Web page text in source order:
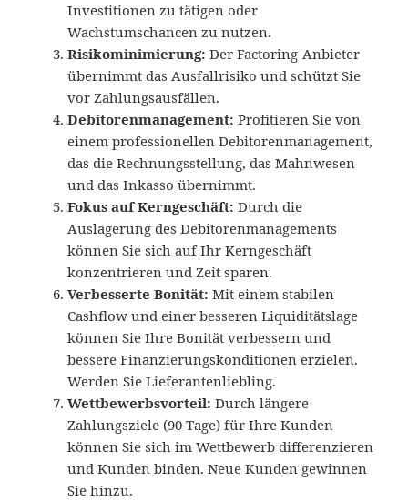
Investitionen zu tätigen oder
Wachstumschancen zu nutzen.
Risikominimierung: Der Factoring-Anbieter
übernimmt das Ausfallrisiko und schützt Sie
vor Zahlungsausfällen.
Debitorenmanagement: Profitieren Sie von
einem professionellen Debitorenmanagement,
das die Rechnungsstellung, das Mahnwesen
und das Inkasso übernimmt.
Fokus auf Kerngeschäft: Durch die
Auslagerung des Debitorenmanagements
können Sie sich auf Ihr Kerngeschäft
konzentrieren und Zeit sparen.
Verbesserte Bonität: Mit einem stabilen
Cashflow und einer besseren Liquiditätslage
können Sie Ihre Bonität verbessern und
bessere Finanzierungskonditionen erzielen.
Werden Sie Lieferantenliebling.
Wettbewerbsvorteil: Durch längere
Zahlungsziele (90 Tage) für Ihre Kunden
können Sie sich im Wettbewerb differenzieren
und Kunden binden. Neue Kunden gewinnen
Sie hinzu.